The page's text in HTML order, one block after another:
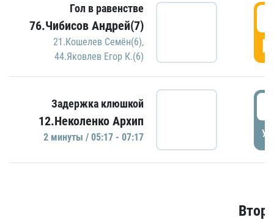
Гол в равенстве
76.Чибисов Андрей(7)
21.Кошелев Семён(6),
44.Яковлев Егор К.(6)
Задержка клюшкой
12.Неколенко Архип
2 минуты / 05:17 - 07:17